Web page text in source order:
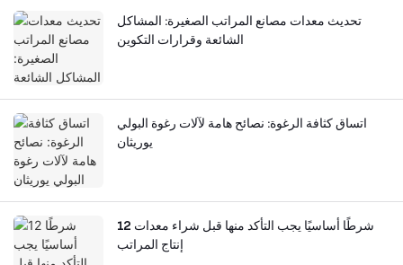
تحديث معدات مصانع المراتب الصغيرة: المشاكل
الشائعة وقرارات التكوين
اتساق كثافة الرغوة: نصائح هامة لآلات رغوة البولي
يوريثان
12 شرطًا أساسيًا يجب التأكد منها قبل شراء معدات
إنتاج المراتب